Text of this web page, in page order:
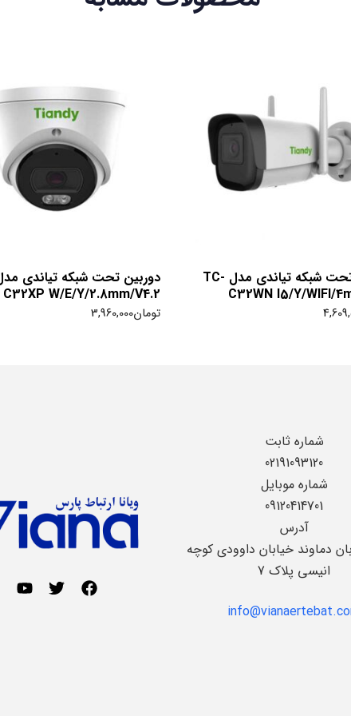
دوربین تحت شبکه تیاندی مدل TC-
C32WN I5/Y/WIFI/
C32XP W/E/Y/2.8mm/V4.2
تومان3,960,000
شماره ثابت
02191093120
شماره موبایل
09120414701
آدرس
دماوند خیابان داوودی کوچه
انیسی پلاک 7